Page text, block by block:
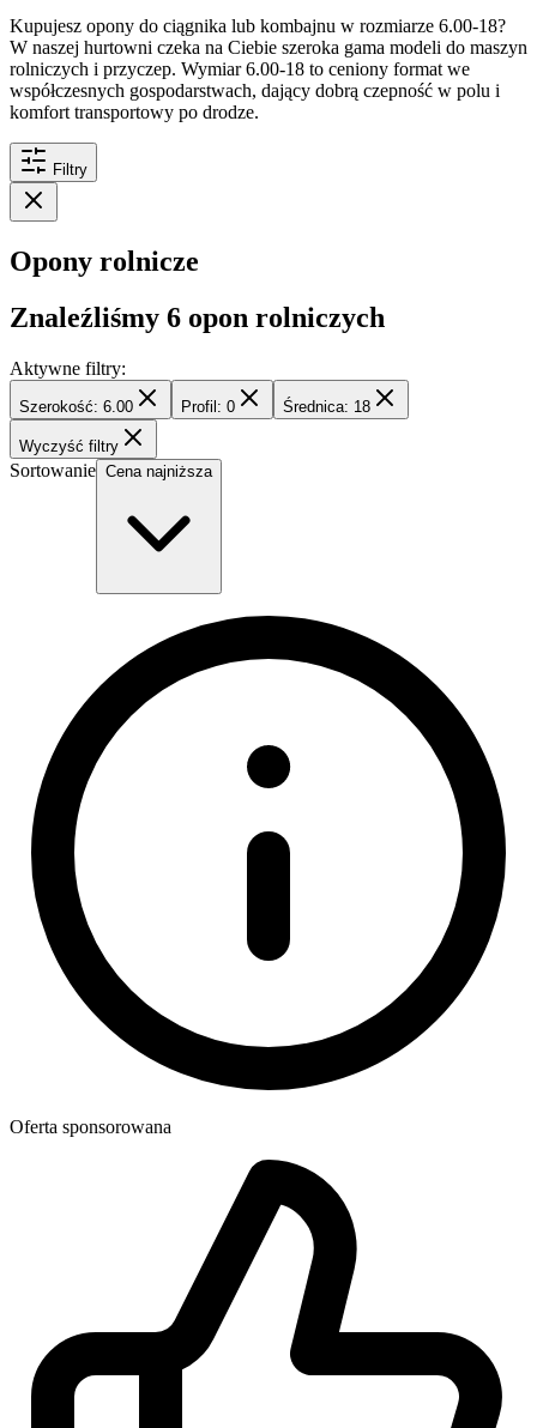
Kupujesz opony do ciągnika lub kombajnu w rozmiarze 6.00-18?
W naszej hurtowni czeka na Ciebie szeroka gama modeli do maszyn
rolniczych i przyczep. Wymiar 6.00-18 to ceniony format we
współczesnych gospodarstwach, dający dobrą czepność w polu i
komfort transportowy po drodze.
Filtry
Opony rolnicze
Znaleźliśmy 6 opon rolniczych
Aktywne filtry:
Szerokość: 6.00 Profil: 0 Średnica: 18
Wyczyść filtry
Sortowanie Cena najniższa
Oferta sponsorowana